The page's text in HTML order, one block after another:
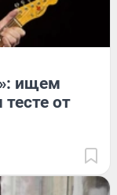
ищем
от